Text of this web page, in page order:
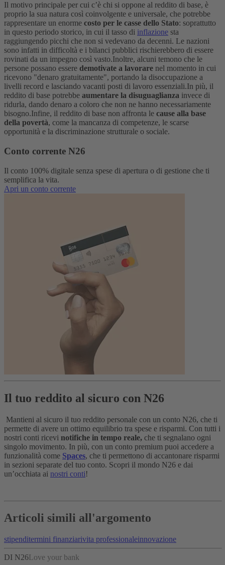
Il motivo principale per cui c’è chi si oppone al reddito di base, è
proprio la sua natura così coinvolgente e universale, che potrebbe
rappresentare un enorme costo per le casse dello Stato: soprattutto
in questo periodo storico, in cui il tasso di inflazione sta
raggiungendo picchi che non si vedevano da decenni. Le nazioni
sono infatti in difficoltà e i bilanci pubblici rischierebbero di essere
rovinati da un impegno così vasto.Inoltre, alcuni temono che le
persone possano essere demotivate a lavorare nel momento in cui
ricevono "denaro gratuitamente", portando la disoccupazione a
livelli record e lasciando vacanti posti di lavoro essenziali.In più, il
reddito di base potrebbe aumentare la disuguaglianza invece di
ridurla, dando denaro a coloro che non ne hanno necessariamente
bisogno.Infine, il reddito di base non affronta le cause alla base
della povertà, come la mancanza di competenze, le scarse
opportunità e la discriminazione strutturale o sociale.
Conto corrente N26
Il conto 100% digitale senza spese di apertura o di gestione che ti
semplifica la vita.
Apri un conto corrente
Il tuo reddito al sicuro con N26
Mantieni al sicuro il tuo reddito personale con un conto N26, che ti
permette di avere un ottimo equilibrio tra spese e risparmi. Con tutti i
nostri conti ricevi notifiche in tempo reale, che ti segnalano ogni
singolo movimento. In più, con un conto premium puoi accedere a
funzionalità come Spaces, che ti permettono di accantonare risparmi
in sezioni separate del tuo conto. Scopri il mondo N26 e dai
un’occhiata ai nostri conti!
Articoli simili all'argomento
stipenditermini finanziarivita professionaleinnovazione
DI N26Love your bank